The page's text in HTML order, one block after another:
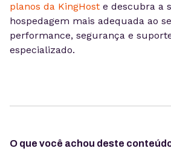
planos da KingHost e descubra a
hospedagem mais adequada ao
performance, segurança e
especializado.
O que você achou deste